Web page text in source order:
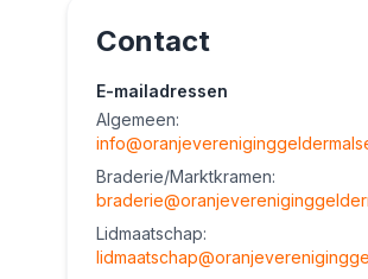
Contact
E-mailadressen
Algemeen:
Braderie/Marktkramen:
Lidmaatschap: